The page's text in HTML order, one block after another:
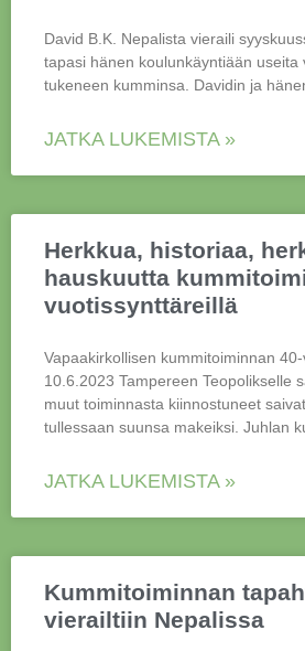
David B.K. Nepalista vieraili
tapasi hänen koulunkäyntiään useita
tukeneen kumminsa. Davidin ja
JATKA LUKEMISTA »
Herkkua, historiaa,
hauskuutta
vuotissynttäreillä
Vapaakirkollisen kummitoiminnan
10.6.2023 Tampereen Teopolikselle
muut toiminnasta kiinnostuneet
tullessaan suunsa makeiksi. Juhlan
JATKA LUKEMISTA »
Kummitoiminnan
vierailtiin Nepalissa